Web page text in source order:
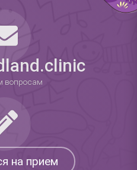
вопросам
на прием